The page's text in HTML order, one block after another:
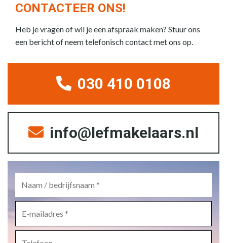
CONTACTEER ONS!
Heb je vragen of wil je een afspraak maken? Stuur ons
een bericht of neem telefonisch contact met ons op.
030 410 0108
info@lefmakelaars.nl
mailadres *